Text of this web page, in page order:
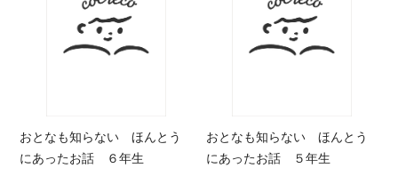
おとなも知らない ほんとう
にあったお話 ６年生
おとなも知らない ほんとう
にあったお話 ５年生